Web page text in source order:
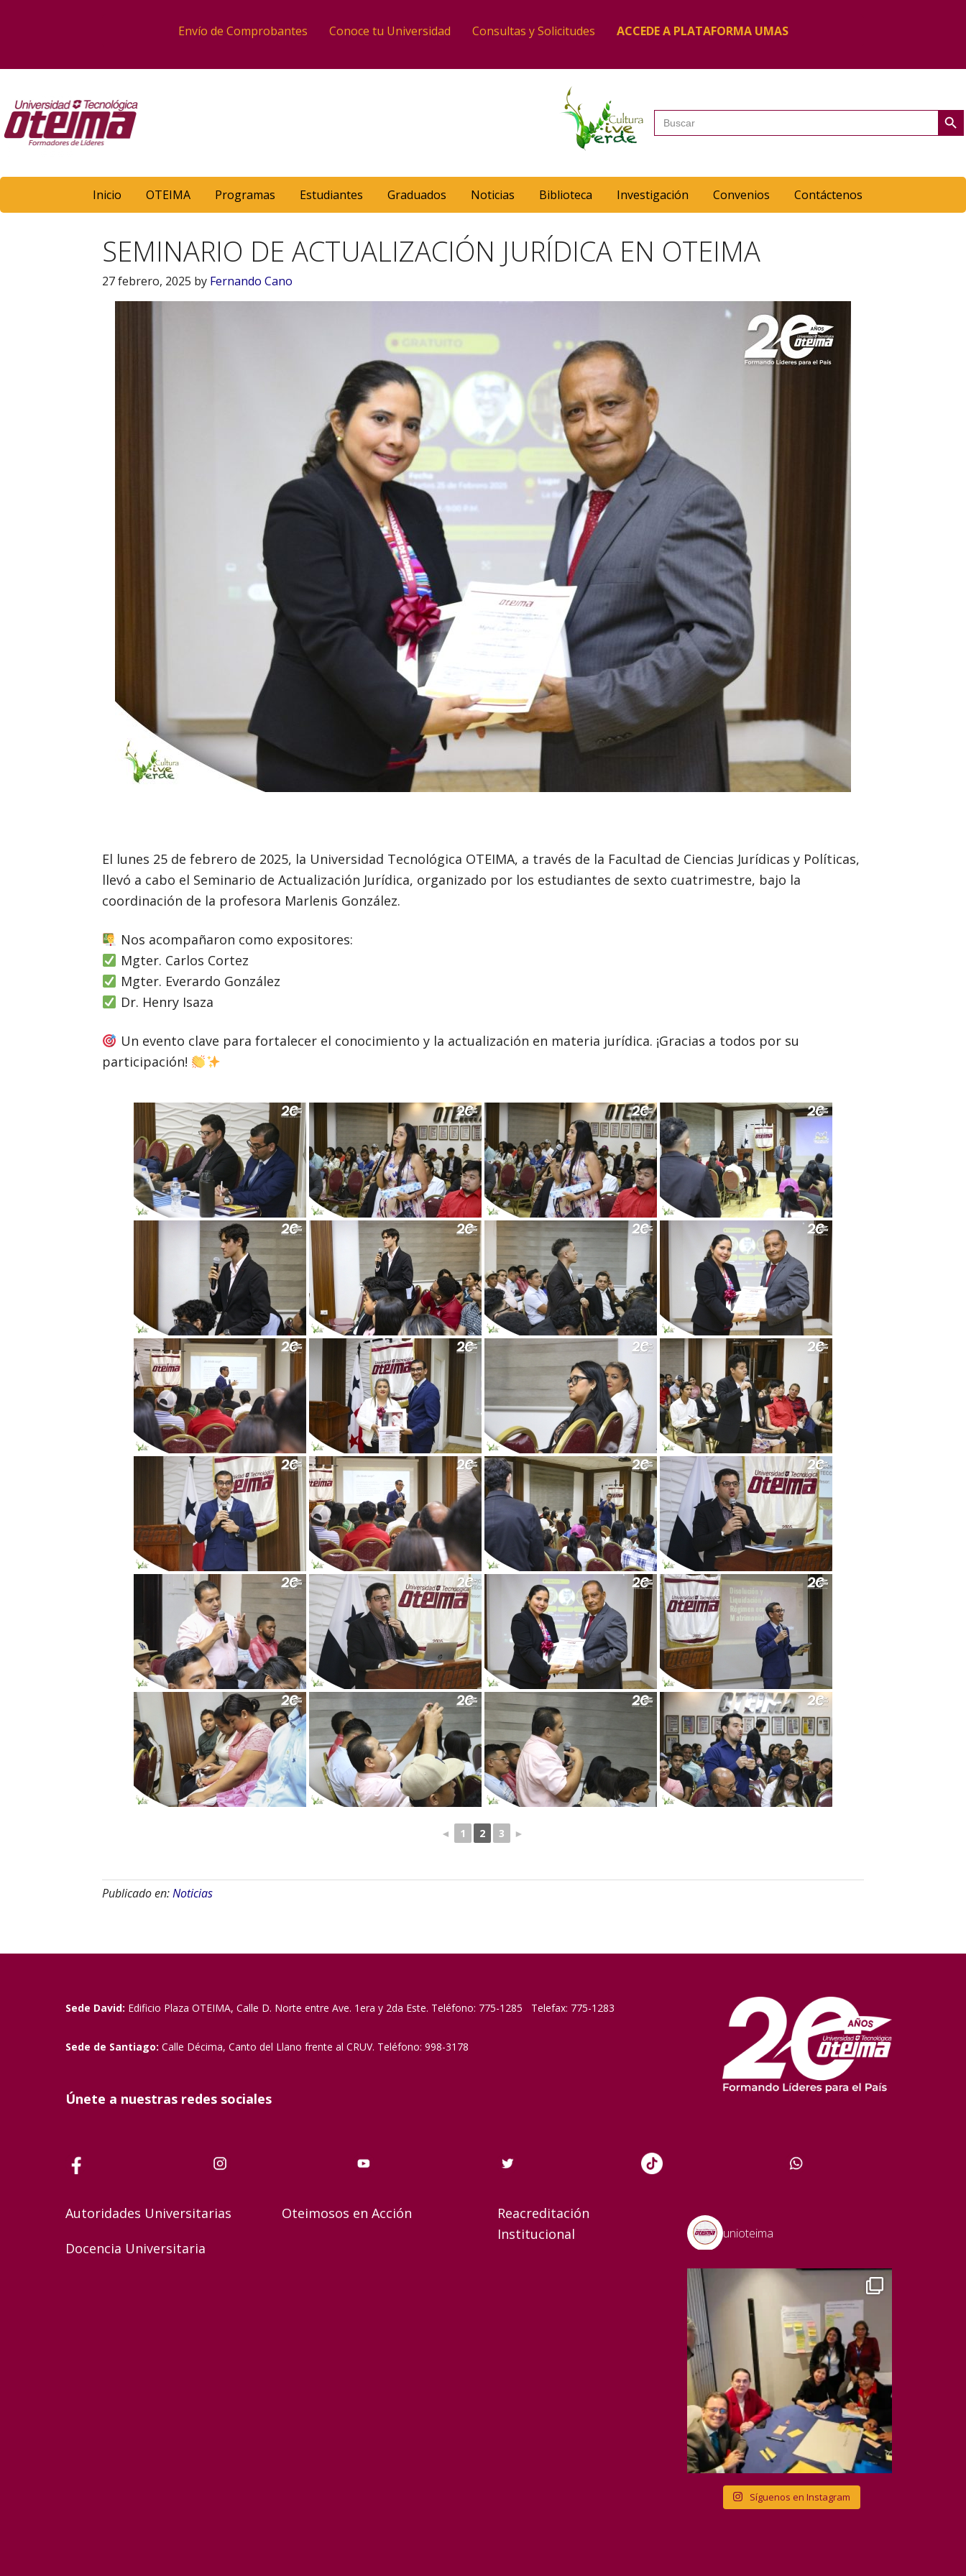
Envío de Comprobantes Conoce tu Universidad Consultas y Solicitudes ACCEDE A PLATAFORMA UMAS
Buscar: Botón de
Inicio OTEIMA Programas Estudiantes Graduados Noticias Biblioteca Investigación Convenios Contáctenos
SEMINARIO DE ACTUALIZACIÓN JURÍDICA EN OTEIMA
27 febrero, 2025 by Fernando Cano
El lunes 25 de febrero de 2025, la Universidad Tecnológica OTEIMA, a través de la Facultad de Ciencias Jurídicas y Políticas,
llevó a cabo el Seminario de Actualización Jurídica, organizado por los estudiantes de sexto cuatrimestre, bajo la
coordinación de la profesora Marlenis González.
Nos acompañaron como expositores:
Mgter. Carlos Cortez
Mgter. Everardo González
Dr. Henry Isaza
Un evento clave para fortalecer el conocimiento y la actualización en materia jurídica. ¡Gracias a todos por su
participación!
◄ 1 2 3 ►
Publicado en:Noticias
Sede David: Edificio Plaza OTEIMA, Calle D. Norte entre Ave. 1era y 2da Este. Teléfono: 775-1285 Telefax: 775-1283
Sede de Santiago: Calle Décima, Canto del Llano frente al CRUV. Teléfono: 998-3178
Únete a nuestras redes sociales
Autoridades Universitarias
Docencia Universitaria
Oteimosos en Acción
Reacreditación
Institucional
unioteima
Síguenos en Instagram